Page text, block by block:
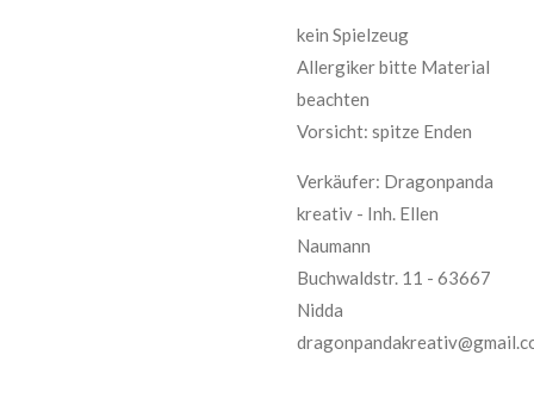
kein Spielzeug
Allergiker bitte Material
beachten
Vorsicht: spitze Enden
Verkäufer: Dragonpanda
kreativ - Inh. Ellen
Naumann
Buchwaldstr. 11 - 63667
Nidda